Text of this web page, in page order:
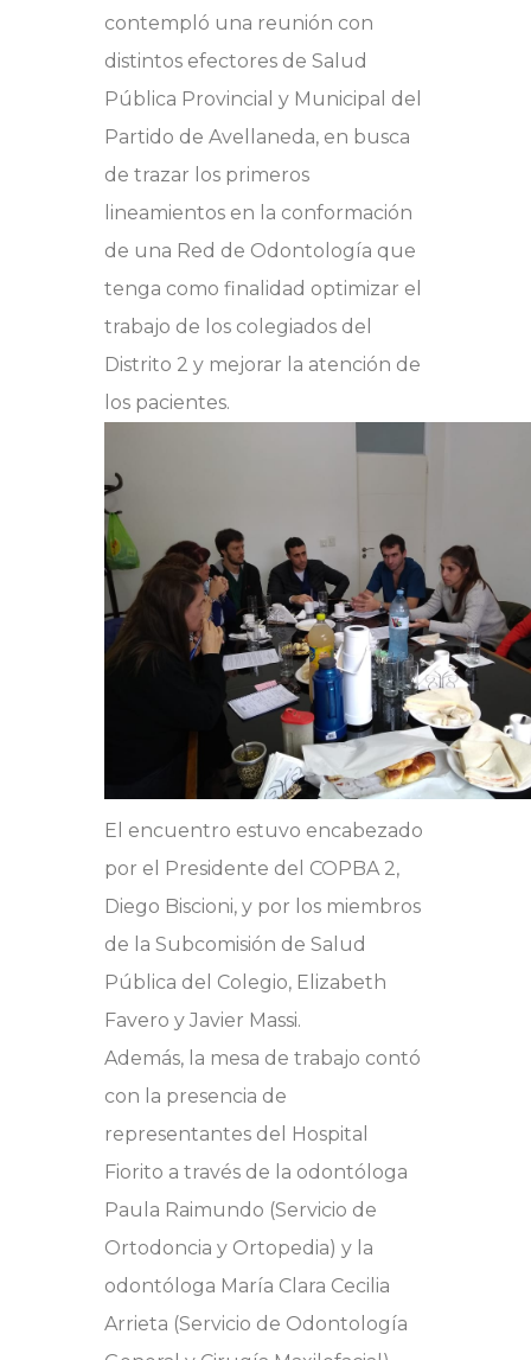
contempló una reunión con
distintos efectores de Salud
Pública Provincial y Municipal del
Partido de Avellaneda, en busca
de trazar los primeros
lineamientos en la conformación
de una Red de Odontología que
tenga como finalidad optimizar el
trabajo de los colegiados del
Distrito 2 y mejorar la atención de
los pacientes.
El encuentro estuvo encabezado
por el Presidente del COPBA 2,
Diego Biscioni, y por los miembros
de la Subcomisión de Salud
Pública del Colegio, Elizabeth
Favero y Javier Massi.
Además, la mesa de trabajo contó
con la presencia de
representantes del Hospital
Fiorito a través de la odontóloga
Paula Raimundo (Servicio de
Ortodoncia y Ortopedia) y la
odontóloga María Clara Cecilia
Arrieta (Servicio de Odontología